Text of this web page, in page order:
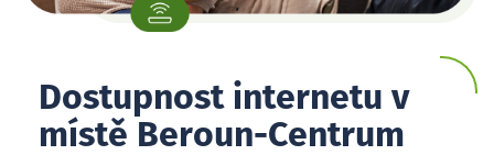
Dostupnost internetu v
místě Beroun-Centrum